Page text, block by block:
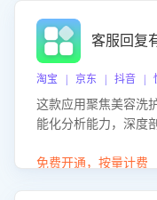
客服回复
淘宝 | 京东 | 抖音 |
这款应用聚焦美容洗
能化分析能力，深度
答的有效性与完整性
免费开通，按量计费